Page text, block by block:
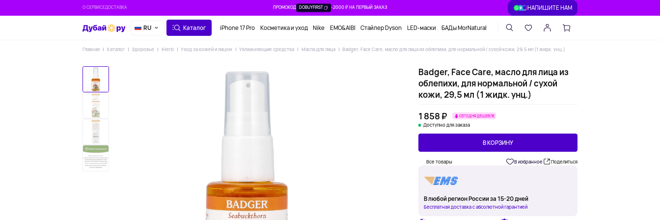
О СЕРВИСЕДОСТАВКА ПРОМОКОД DOBUYFIRST -2000 ₽ НА ПЕРВЫЙ ЗАКАЗ НАПИШИТЕ НАМ
RU Каталог iPhone 17 Pro Косметика и уход Nike EMO&AIBI Стайлер Dyson LED-маски БАДы MorNatural
Главная Каталог Здоровье IHerb Уход за кожей и лицом Увлажняющие средства Масла для лица Badger, Face Care, масло для лица из облепихи, для нормальной / сухой кожи, 29,5 мл (1 жидк. унц.)
Badger, Face Care, масло для лица из
облепихи, для нормальной / сухой
кожи, 29,5 мл (1 жидк. унц.)
1 858 ₽
СЕГОДНЯ ДЕШЕВЛЕ
Доступно для заказа
В КОРЗИНУ
Все товары В избранное Поделиться
В любой регион России за 15-20 дней
Бесплатная доставка с абсолютной гарантией